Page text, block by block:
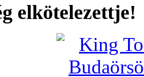
elkötelezettje!